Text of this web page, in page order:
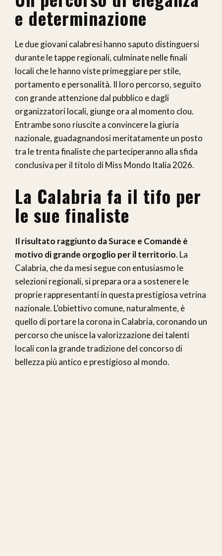
e determinazione
Le due giovani calabresi hanno saputo distinguersi
durante le tappe regionali, culminate nelle finali
locali che le hanno viste primeggiare per stile,
portamento e personalità. Il loro percorso, seguito
con grande attenzione dal pubblico e dagli
organizzatori locali, giunge ora al momento clou.
Entrambe sono riuscite a convincere la giuria
nazionale, guadagnandosi meritatamente un posto
tra le trenta finaliste che parteciperanno alla sfida
conclusiva per il titolo di Miss Mondo Italia 2026.
La Calabria fa il tifo per
le sue finaliste
Il risultato raggiunto da Surace e Comandè è
motivo di grande orgoglio per il territorio. La
Calabria, che da mesi segue con entusiasmo le
selezioni regionali, si prepara ora a sostenere le
proprie rappresentanti in questa prestigiosa vetrina
nazionale. L’obiettivo comune, naturalmente, è
quello di portare la corona in Calabria, coronando un
percorso che unisce la valorizzazione dei talenti
locali con la grande tradizione del concorso di
bellezza più antico e prestigioso al mondo.